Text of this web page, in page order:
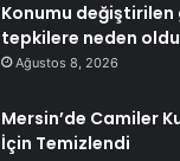
Konumu değiştirilen
tepkilere neden oldu
Ağustos 8, 2026
Mersin’de Camiler
İçin Temizlendi